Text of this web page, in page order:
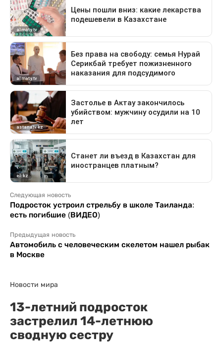
Следующая новость
Подросток устроил стрельбу в школе Таиланда:
есть погибшие (ВИДЕО)
Предыдущая новость
Автомобиль с человеческим скелетом нашел рыбак
в Москве
Новости мира
13-летний подросток
застрелил 14-летнюю
сводную сестру